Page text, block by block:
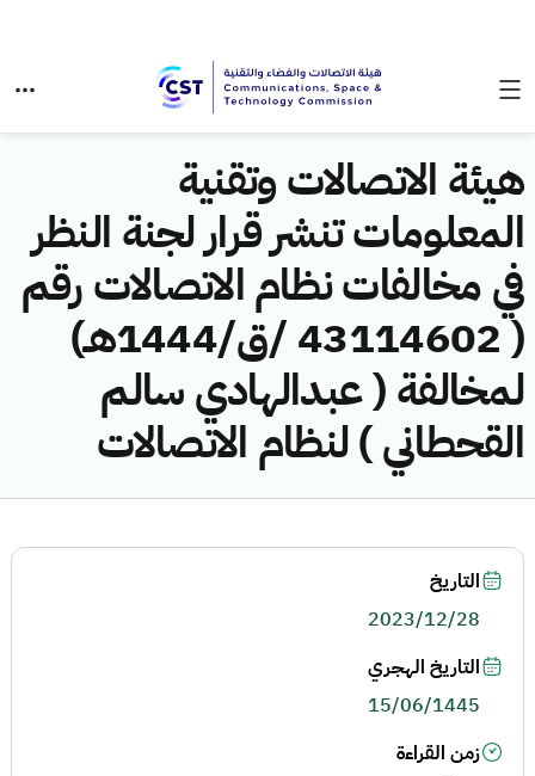
هيئة الاتصالات وتقنية
المعلومات تنشر قرار لجنة النظر
في مخالفات نظام الاتصالات رقم
( 43114602 /ق/1444هـ)
لمخالفة ( عبدالهادي سالم
القحطاني ) لنظام الاتصالات
التاريخ
2023/12/28
التاريخ الهجري
15/06/1445
زمن القراءة